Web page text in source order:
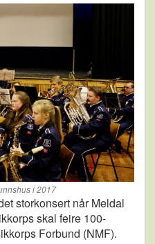
i 2017
storkonsert når Meldal
skal feire 100-
Forbund (NMF).